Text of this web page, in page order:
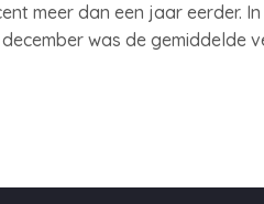
meer dan een jaar eerder.
was de gemiddelde